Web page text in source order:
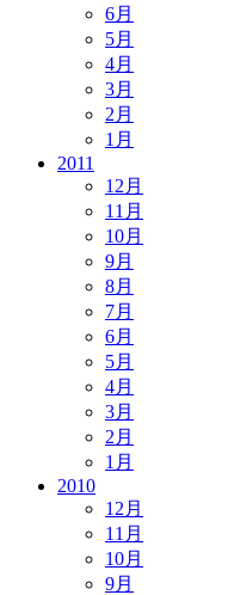
6月
5月
4月
3月
2月
1月
2011
12月
11月
10月
9月
8月
7月
6月
5月
4月
3月
2月
1月
2010
12月
11月
10月
9月